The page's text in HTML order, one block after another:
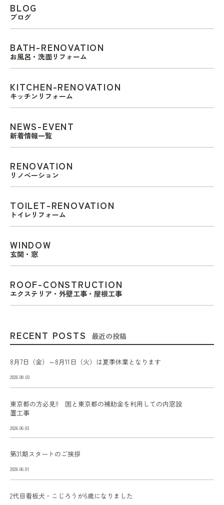
BLOG
ブログ
BATH-RENOVATION
お風呂・洗面リフォーム
KITCHEN-RENOVATION
キッチンリフォーム
NEWS-EVENT
新着情報一覧
RENOVATION
リノベーション
TOILET-RENOVATION
トイレリフォーム
WINDOW
玄関・窓
ROOF-CONSTRUCTION
エクステリア・外壁工事・屋根工事
RECENT POSTS 最近の投稿
8月7日（金）～8月11日（火）は夏季休業となります
2026.08.03
東京都の方必見!! 国と東京都の補助金を利用しての内窓設
置工事
2026.06.03
第31期スタートのご挨拶
2026.06.01
2代目看板犬・こじろうが6歳になりました